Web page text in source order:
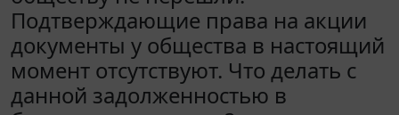
Подтверждающие права на акции
документы у общества в настоящий
момент отсутствуют. Что делать с
данной задолженностью в